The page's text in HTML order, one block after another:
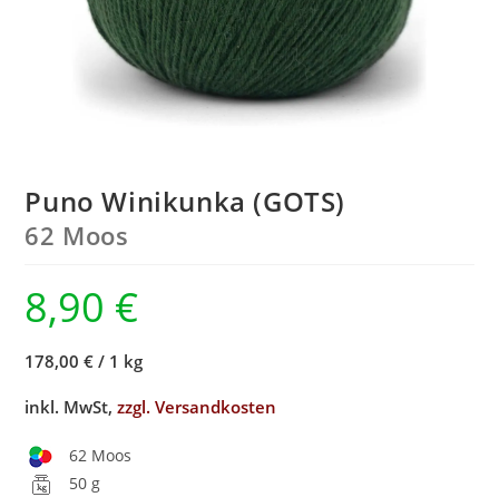
Puno Winikunka (GOTS)
62 Moos
8,90 €
178,00 € / 1 kg
inkl. MwSt,zzgl. Versandkosten
62 Moos
50 g